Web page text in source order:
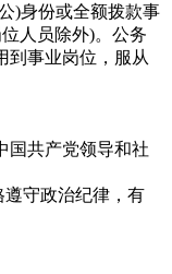
)身份或全额拨款事
人员除外)。公务
到事业岗位，服从
国共产党领导和社
守政治纪律，有